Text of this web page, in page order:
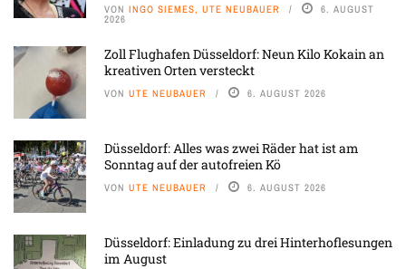
VON INGO SIEMES, UTE NEUBAUER 6. AUGUST
2026
Zoll Flughafen Düsseldorf: Neun Kilo Kokain an
kreativen Orten versteckt
VON UTE NEUBAUER 6. AUGUST 2026
Düsseldorf: Alles was zwei Räder hat ist am
Sonntag auf der autofreien Kö
VON UTE NEUBAUER 6. AUGUST 2026
Düsseldorf: Einladung zu drei Hinterhoflesungen
im August